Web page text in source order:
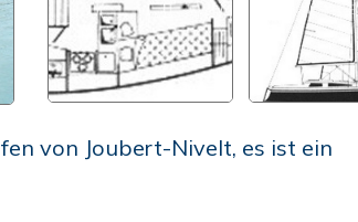
von Joubert-Nivelt, es ist ein